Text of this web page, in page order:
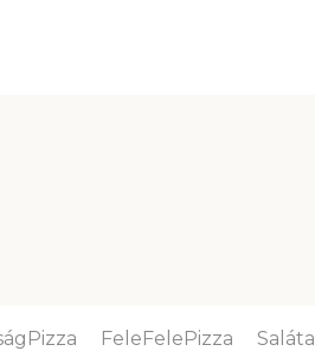
FeleFelePizza Saláta